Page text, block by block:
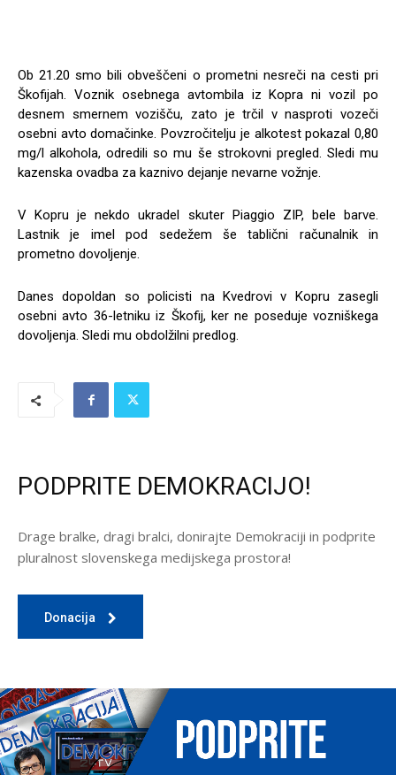
Ob 21.20 smo bili obveščeni o prometni nesreči na cesti pri
Škofijah. Voznik osebnega avtombila iz Kopra ni vozil po
desnem smernem vozišču, zato je trčil v nasproti vozeči
osebni avto domačinke. Povzročitelju je alkotest pokazal 0,80
mg/l alkohola, odredili so mu še strokovni pregled. Sledi mu
kazenska ovadba za kaznivo dejanje nevarne vožnje.
V Kopru je nekdo ukradel skuter Piaggio ZIP, bele barve.
Lastnik je imel pod sedežem še tablični računalnik in
prometno dovoljenje.
Danes dopoldan so policisti na Kvedrovi v Kopru zasegli
osebni avto 36-letniku iz Škofij, ker ne poseduje vozniškega
dovoljenja. Sledi mu obdolžilni predlog.
PODPRITE DEMOKRACIJO!
Drage bralke, dragi bralci, donirajte Demokraciji in podprite
pluralnost slovenskega medijskega prostora!
Donacija